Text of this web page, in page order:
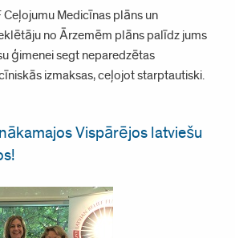
Ceļojumu Medicīnas plāns un
no Ārzemēm plāns palīdz jums
ģimenei segt neparedzētas
izmaksas, ceļojot starptautiski.
Vispārējos latviešu